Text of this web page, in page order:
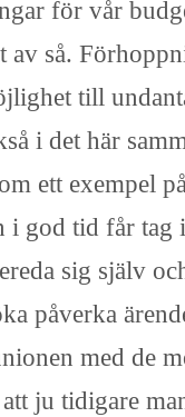
för vår
av så.
till
i det här
ett exempel
i god tid får tag
sig själv
påverka
med de
ju tidigare